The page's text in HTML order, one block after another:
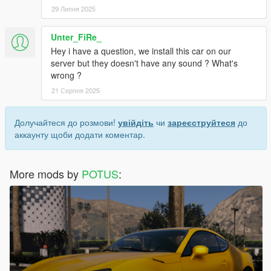
29 Липня 2025
Unter_FiRe_
Hey i have a question, we install this car on our
server but they doesn't have any sound ? What's
wrong ?
21 Серпня 2025
Долучайтеся до розмови! увійдіть чи зареєструйтеся до
аккаунту щоби додати коментар.
More mods by POTUS: